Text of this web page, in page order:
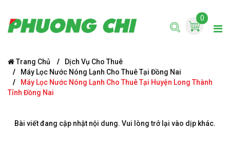
0
Trang Chủ
Dịch Vụ Cho Thuê
Máy Lọc Nước Nóng Lạnh Cho Thuê Tại Đồng Nai
Máy Lọc Nước Nóng Lạnh Cho Thuê Tại Huyện Long Thành
Tỉnh Đồng Nai
Bài viết đang cập nhật nội dung. Vui lòng trở lại vào dịp khác.